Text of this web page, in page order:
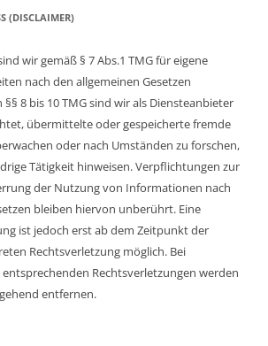
(DISCLAIMER)
wir gemäß § 7 Abs.1 TMG für eigene
nach den allgemeinen Gesetzen
8 bis 10 TMG sind wir als Diensteanbieter
übermittelte oder gespeicherte fremde
oder nach Umständen zu forschen,
Tätigkeit hinweisen. Verpflichtungen zur
der Nutzung von Informationen nach
bleiben hiervon unberührt. Eine
ist jedoch erst ab dem Zeitpunkt der
Rechtsverletzung möglich. Bei
Rechtsverletzungen werden
entfernen.